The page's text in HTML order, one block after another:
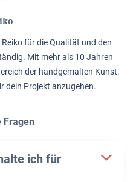
für die Qualität und den
Mit mehr als 10 Jahren
der handgemalten Kunst.
dein Projekt anzugehen.
Fragen
ich für